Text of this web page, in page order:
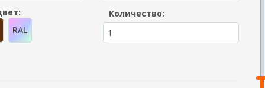
RAL
Количество: